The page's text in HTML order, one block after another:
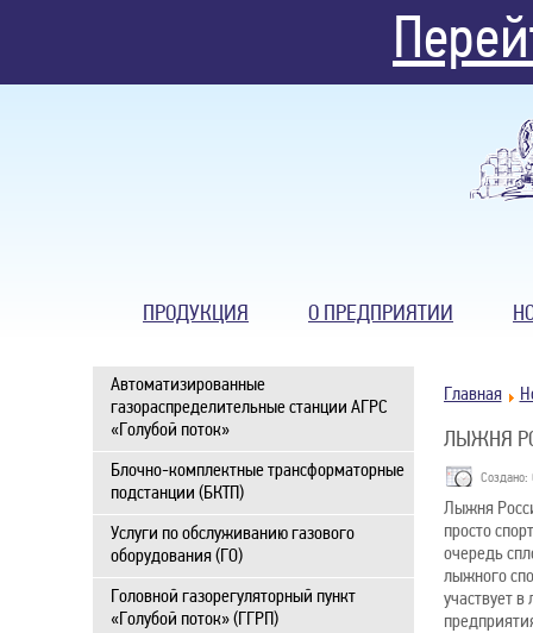
ПРОДУКЦИЯ О ПРЕДПРИЯТИИ
Автоматизированные
газораспределительные станции АГРС
«Голубой поток»
Блочно-комплектные трансформаторные
подстанции (БКТП)
Услуги по обслуживанию газового
оборудования (ГО)
Головной газорегуляторный пункт
«Голубой поток» (ГГРП)
Главная
ЛЫЖНЯ
Создано:
Лыжня
просто
очередь
лыжного
участвует